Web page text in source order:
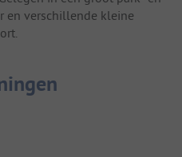
en verschillende kleine